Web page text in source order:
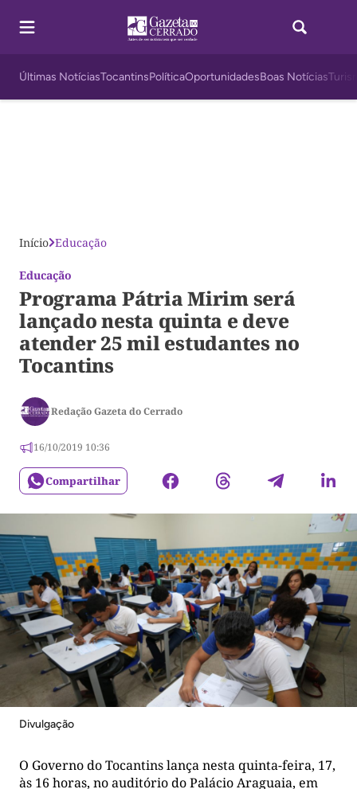
Últimas NotíciasTocantinsPolíticaOportunidadesBoas Notícias
Início Educação
Educação
Programa Pátria Mirim será
lançado nesta quinta e deve
atender 25 mil estudantes no
Tocantins
Redação Gazeta do Cerrado
16/10/2019 10:36
Compartilhar
Divulgação
O Governo do Tocantins lança nesta quinta-feira, 17,
às 16 horas, no auditório do Palácio Araguaia, em